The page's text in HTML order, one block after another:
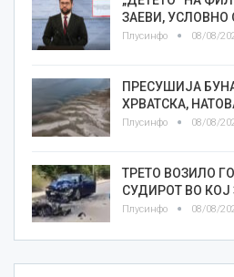
ЗАЕВИ, УСЛОВНО
Плусинфо 08/08/
ПРЕСУШИЈА
ХРВАТСКА,
Плусинфо 08/08/
ТРЕТО ВОЗИЛО
СУДИРОТ ВО КОЈ
Плусинфо 08/08/